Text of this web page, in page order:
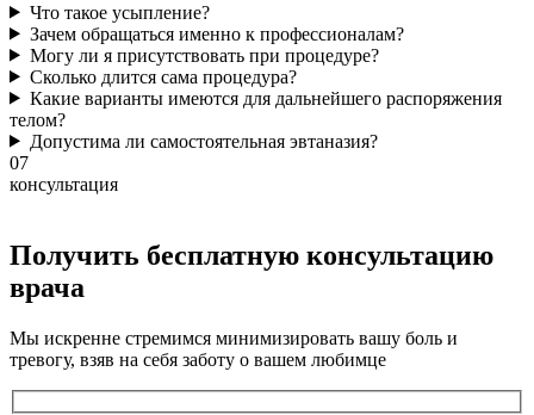
Что такое усыпление?
Зачем обращаться именно к профессионалам?
Могу ли я присутствовать при процедуре?
Сколько длится сама процедура?
Какие варианты имеются для дальнейшего распоряжения
телом?
Допустима ли самостоятельная эвтаназия?
07
консультация
Получить бесплатную консультацию
врача
Мы искренне стремимся минимизировать вашу боль и
тревогу, взяв на себя заботу о вашем любимце